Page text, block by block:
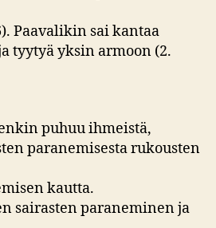
Paavalikin sai kantaa
tyytyä yksin armoon (2.
puhuu ihmeistä,
paranemisesta rukousten
kautta.
sairasten paraneminen ja